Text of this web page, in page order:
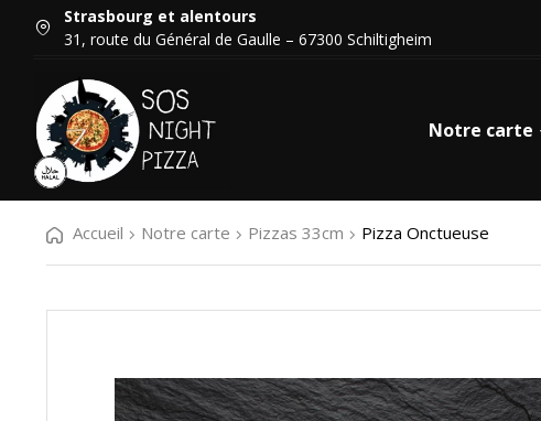
Strasbourg et alentours
31, route du Général de Gaulle – 67300 Schiltigheim
Notre carte
Accueil Notre carte Pizzas 33cm Pizza Onctueuse